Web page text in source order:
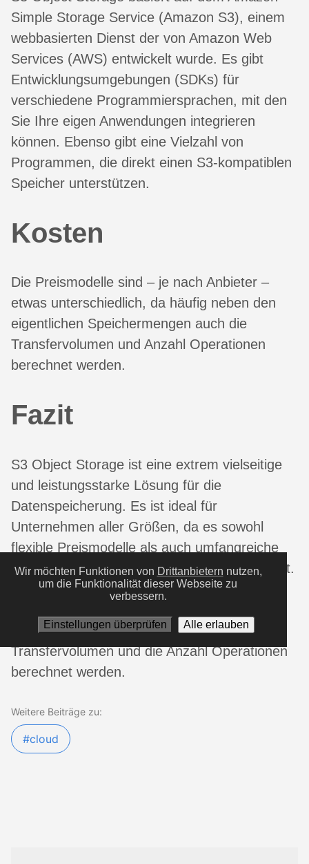
Wir möchten Funktionen von Drittanbietern nutzen,
um die Funktionalität dieser Webseite zu
verbessern.
Einstellungen überprüfen Alle erlauben
Simple Storage Service (Amazon S3), einem
webbasierten Dienst der von Amazon Web
Services (AWS) entwickelt wurde. Es gibt
Entwicklungsumgebungen (SDKs) für
verschiedene Programmiersprachen, mit den
Sie Ihre eigen Anwendungen integrieren
können. Ebenso gibt eine Vielzahl von
Programmen, die direkt einen S3-kompatiblen
Speicher unterstützen.
Kosten
Die Preismodelle sind – je nach Anbieter –
etwas unterschiedlich, da häufig neben den
eigentlichen Speichermengen auch die
Transfervolumen und Anzahl Operationen
berechnet werden.
Fazit
S3 Object Storage ist eine extrem vielseitige
und leistungsstarke Lösung für die
Datenspeicherung. Es ist ideal für
Unternehmen aller Größen, da es sowohl
flexible Preismodelle als auch umfangreiche
Sicherheits- und Verwaltungsfunktionen bietet.
Die Preismodelle sind – je nach Anbieter –
eigentlichen Speichermengen auch das
Transfervolumen und die Anzahl Operationen
berechnet werden.
Weitere Beiträge zu:
#cloud